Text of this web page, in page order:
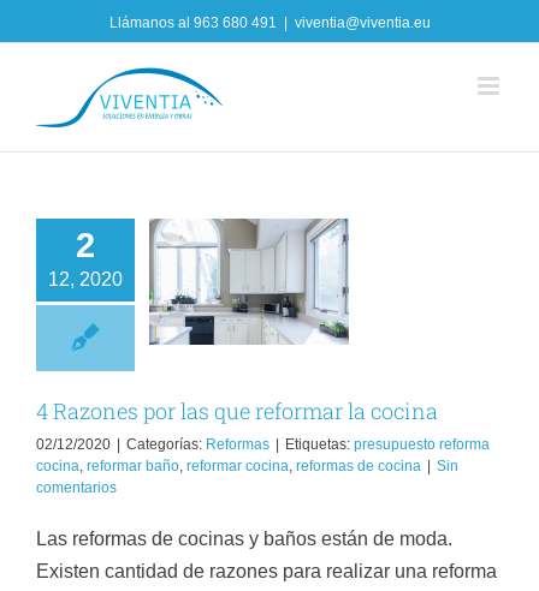
to
Llámanos al 963 680 491 viventia@viventia.eu
2
12, 2020
por las
reformar la
Reformas
4 Razones por las que reformar la cocina
02/12/2020 Categorías: Reformas Etiquetas: presupuesto reforma
cocina, reformar baño, reformar cocina, reformas de cocina
Sin
comentarios
Las reformas de cocinas y baños están de moda.
Existen cantidad de razones para realizar una reforma